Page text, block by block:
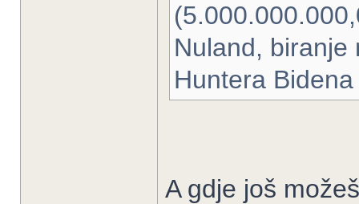
Nuland, biranje
Huntera
A gdje još